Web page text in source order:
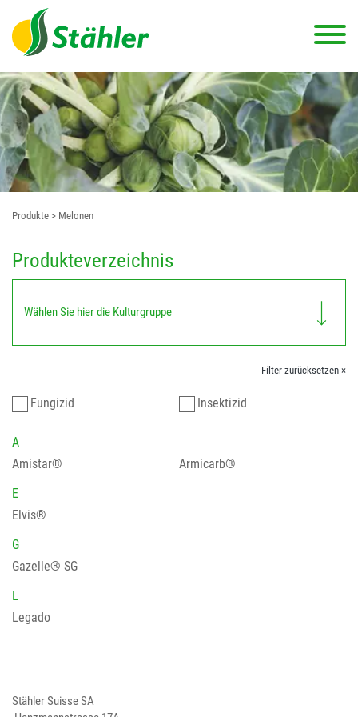
Produkte > Melonen
Produkteverzeichnis
Wählen Sie hier die Kulturgruppe
Filter zurücksetzen ×
Fungizid Insektizid
A
Amistar®
Armicarb®
E
Elvis®
G
Gazelle® SG
L
Legado
Stähler Suisse SA